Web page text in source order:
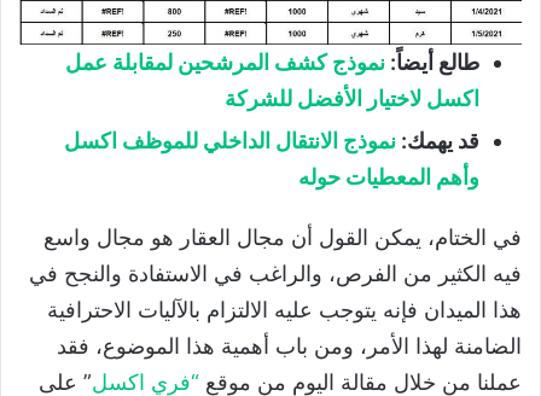
طالع أيضاً: نموذج كشف المرشحين لمقابلة عمل
اكسل لاختيار الأفضل للشركة
قد يهمك: نموذج الانتقال الداخلي للموظف اكسل
وأهم المعطيات حوله
في الختام، يمكن القول أن مجال العقار هو مجال واسع
فيه الكثير من الفرص، والراغب في الاستفادة والنجح في
هذا الميدان فإنه يتوجب عليه الالتزام بالآليات الاحترافية
الضامنة لهذا الأمر، ومن باب أهمية هذا الموضوع، فقد
عملنا من خلال مقالة اليوم من موقع “فري اكسل” على